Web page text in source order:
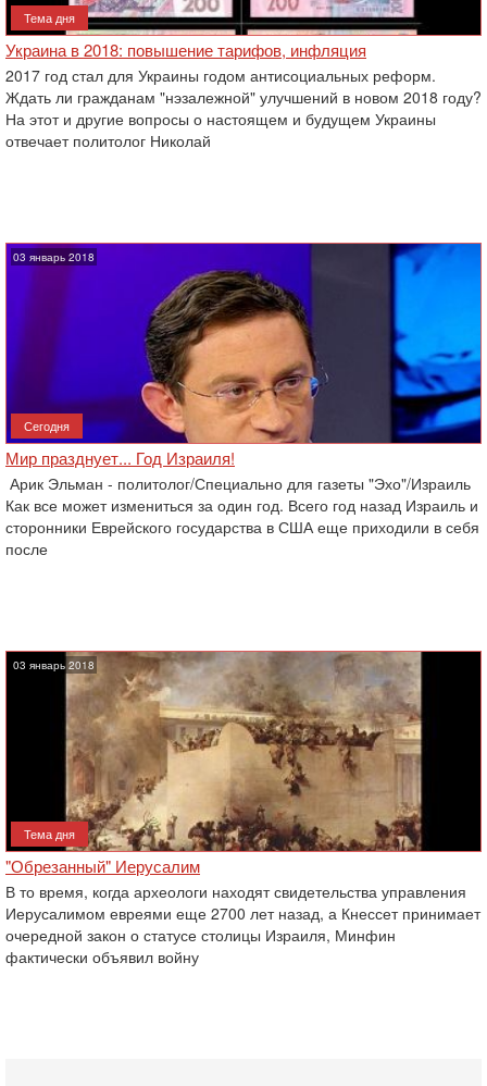
Тема дня
Украина в 2018: повышение тарифов, инфляция
2017 год стал для Украины годом антисоциальных реформ.
Ждать ли гражданам "нэзалежной" улучшений в новом 2018 году?
На этот и другие вопросы о настоящем и будущем Украины
отвечает политолог Николай
03 январь 2018
Сегодня
Мир празднует... Год Израиля!
Арик Эльман - политолог/Специально для газеты "Эхо"/Израиль
Как все может измениться за один год. Всего год назад Израиль и
сторонники Еврейского государства в США еще приходили в себя
после
03 январь 2018
Тема дня
"Обрезанный" Иерусалим
В то время, когда археологи находят свидетельства управления
Иерусалимом евреями еще 2700 лет назад, а Кнессет принимает
очередной закон о статусе столицы Израиля, Минфин
фактически объявил войну